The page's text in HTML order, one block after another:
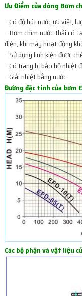
Ưu Điểm của dòng Bơm
– Có độ hút nước ưu việt,
– Bơm chìm nước thải có
điện, khi máy hoạt động
– Sử dụng linh kiện được
– Có trang bị bảo hộ nhiệt
– Giải nhiệt bằng nước
Đường đặc tính của bơm
Các bộ phận và vật liệu